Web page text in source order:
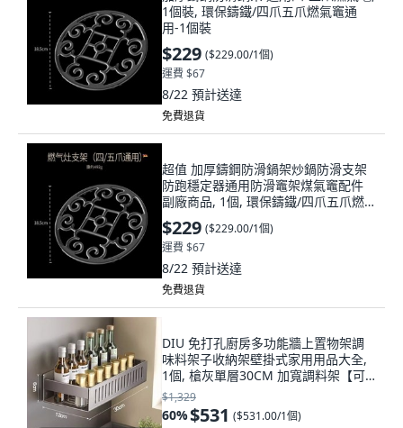
1個裝, 環保鑄鐵/四爪五爪燃氣竈通
用-1個裝
$229 ($229.00/1個)
運費 $67
8/22 預計送達
免費退貨
超值 加厚鑄鋼防滑鍋架炒鍋防滑支架
防跑穩定器通用防滑竈架煤氣竈配件
副廠商品, 1個, 環保鑄鐵/四爪五爪燃
氣竈通用-1個裝
$229 ($229.00/1個)
運費 $67
8/22 預計送達
免費退貨
DIU 免打孔廚房多功能牆上置物架調
味料架子收納架壁掛式家用用品大全,
1個, 槍灰單層30CM 加寬調料架【可
拆洗】:如圖, 1層
$1,329
60%$531 ($531.00/1個)